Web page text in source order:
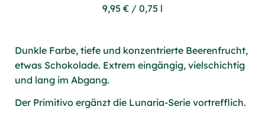
9,95 € / 0,75 l
Dunkle Farbe, tiefe und konzentrierte Beerenfrucht,
etwas Schokolade. Extrem eingängig, vielschichtig
und lang im Abgang.
Der Primitivo ergänzt die Lunaria-Serie vortrefflich.